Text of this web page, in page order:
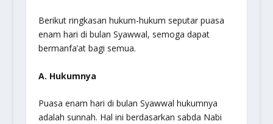
Berikut ringkasan hukum-hukum seputar puasa
enam hari di bulan Syawwal, semoga dapat
bermanfa’at bagi semua.
A. Hukumnya
Puasa enam hari di bulan Syawwal hukumnya
adalah sunnah. Hal ini berdasarkan sabda Nabi